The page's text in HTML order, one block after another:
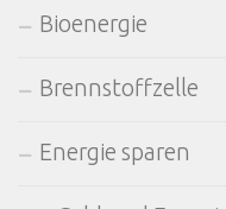
Bioenergie
Brennstoffzelle
Energie sparen